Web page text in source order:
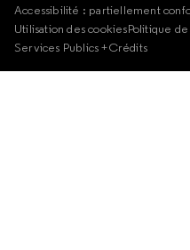
Accessibilité : partiellement
Utilisation des cookiesPolitique
Services Publics +Crédits